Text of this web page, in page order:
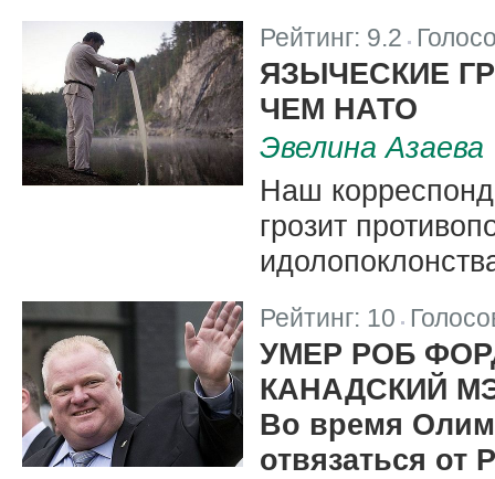
Рейтинг: 9.2
ЯЗЫЧЕСКИЕ
ЧЕМ НАТО
Эвелина Азаева
Наш
грозит
Рейтинг: 10
УМЕР РОБ
КАНАДСКИЙ
Во время
отвязаться от